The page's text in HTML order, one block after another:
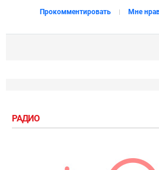
Прокомментировать Мне
РАДИО